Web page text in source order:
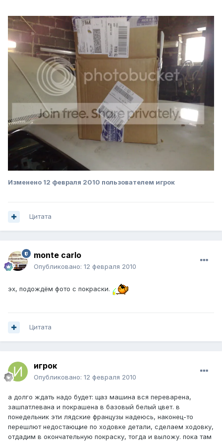
Изменено 12 февраля 2010 пользователем игрок
Цитата
monte carlo
Опубликовано: 12 февраля 2010
эх, подождём фото с покраски.
Цитата
игрок
Опубликовано: 12 февраля 2010
а долго ждать надо будет: щаз машина вся переварена,
зашпатлевана и покрашена в базовый белый цвет. в
понедельник эти лядские французы надеюсь, наконец-то
перешлют недостающие по ходовке детали, сделаем ходовку,
отдадим в окончательную покраску, тогда и выложу. пока там